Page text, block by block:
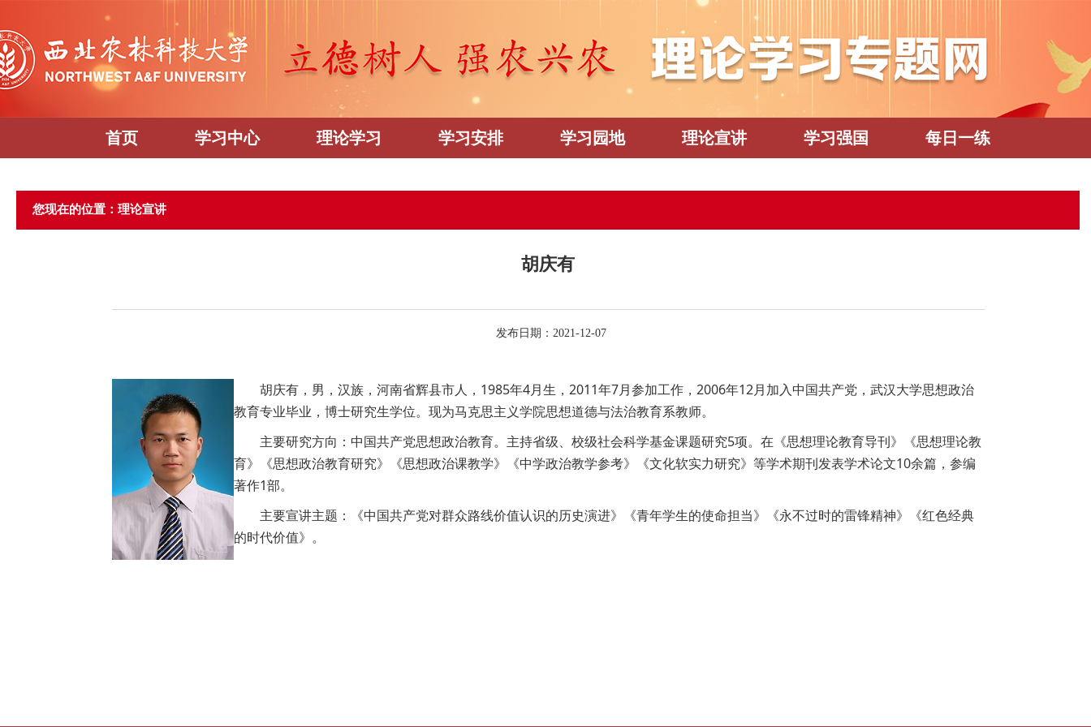
首页 学习中心 理论学习 学习安排 学习园地 理论宣讲 学习强国 每日一练
您现在的位置：理论宣讲
胡庆有
发布日期：2021-12-07
胡庆有，男，汉族，河南省辉县市人，1985年4月生，2011年7月参加工作，2006年12月加入中国共产党，武汉大学思想政治
教育专业毕业，博士研究生学位。现为马克思主义学院思想道德与法治教育系教师。
主要研究方向：中国共产党思想政治教育。主持省级、校级社会科学基金课题研究5项。在《思想理论教育导刊》《思想理论教
育》《思想政治教育研究》《思想政治课教学》《中学政治教学参考》《文化软实力研究》等学术期刊发表学术论文10余篇，参编
著作1部。
主要宣讲主题：《中国共产党对群众路线价值认识的历史演进》《青年学生的使命担当》《永不过时的雷锋精神》《红色经典
的时代价值》。